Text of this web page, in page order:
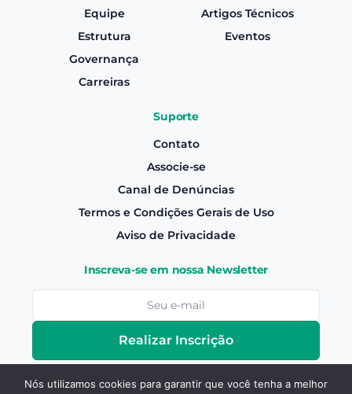
Equipe
Estrutura
Governança
Carreiras
Artigos Técnicos
Eventos
Suporte
Contato
Associe-se
Canal de Denúncias
Termos e Condições Gerais de Uso
Aviso de Privacidade
Inscreva-se em nossa Newsletter
Realizar Inscrição
Nós utilizamos cookies para garantir que você tenha a melhor